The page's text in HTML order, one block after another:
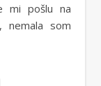
mi pošlu na
nemala som